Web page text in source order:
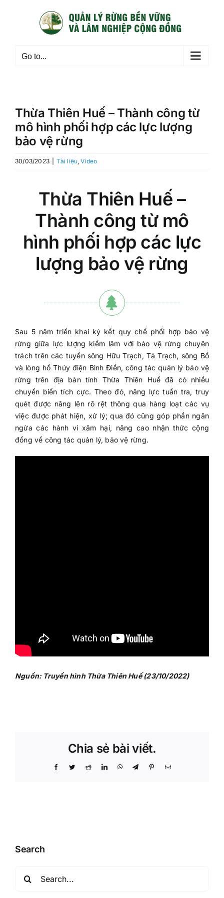
Go to...
Thừa Thiên Huế – Thành công từ
mô hình phối hợp các lực lượng
bảo vệ rừng
30/03/2023 Tài liệu,Video
Thừa Thiên Huế –
Thành công từ mô
hình phối hợp các lực
lượng bảo vệ rừng
Sau 5 năm triển khai ký kết quy chế phối hợp bảo vệ
rừng giữa lực lượng kiểm lâm với bảo vệ rừng chuyên
trách trên các tuyến sông Hữu Trạch, Tả Trạch, sông Bồ
và lòng hồ Thủy điện Bình Điền, công tác quản lý bảo vệ
rừng trên địa bàn tỉnh Thừa Thiên Huế đã có nhiều
chuyển biến tích cực. Theo đó, năng lực tuần tra, truy
quét được nâng lên rõ rệt thông qua hàng loạt các vụ
việc được phát hiện, xử lý; qua đó cũng góp phần ngăn
ngừa các hành vi xâm hại, nâng cao nhận thức cộng
đồng về công tác quản lý, bảo vệ rừng.
Nguồn: Truyền hình Thừa Thiên Huế (23/10/2022)
Chia sẻ bài viết.
FacebookTwitterRedditLinkedInWhatsAppTelegramPinterestEmail
Search
for: